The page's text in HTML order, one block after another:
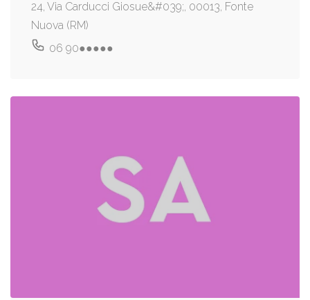
24, Via Carducci Giosue&#039;, 00013, Fonte
Nuova (RM)
06 90●●●●●